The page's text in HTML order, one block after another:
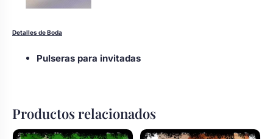
Detalles de Boda
Pulseras para invitadas
Productos relacionados